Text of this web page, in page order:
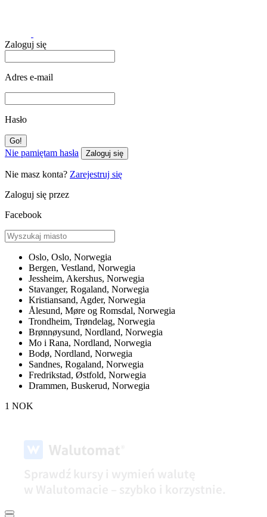
Zaloguj się
Adres e-mail
Hasło
Nie pamiętam hasła Zaloguj się
Nie masz konta? Zarejestruj się
Zaloguj się przez
Facebook
Oslo, Oslo, Norwegia
Bergen, Vestland, Norwegia
Jessheim, Akershus, Norwegia
Stavanger, Rogaland, Norwegia
Kristiansand, Agder, Norwegia
Ålesund, Møre og Romsdal, Norwegia
Trondheim, Trøndelag, Norwegia
Brønnøysund, Nordland, Norwegia
Mo i Rana, Nordland, Norwegia
Bodø, Nordland, Norwegia
Sandnes, Rogaland, Norwegia
Fredrikstad, Østfold, Norwegia
Drammen, Buskerud, Norwegia
1 NOK